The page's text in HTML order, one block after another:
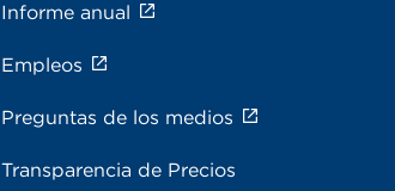
Informe anual
Empleos
Preguntas de los medios
Transparencia de Precios